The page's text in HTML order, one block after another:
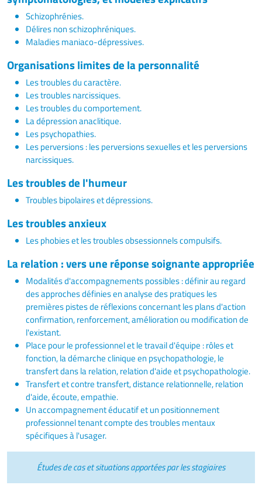
Schizophrénies.
Délires non schizophréniques.
Maladies maniaco-dépressives.
Organisations limites de la personnalité
Les troubles du caractère.
Les troubles narcissiques.
Les troubles du comportement.
La dépression anaclitique.
Les psychopathies.
Les perversions : les perversions sexuelles et les perversions
narcissiques.
Les troubles de l'humeur
Troubles bipolaires et dépressions.
Les troubles anxieux
Les phobies et les troubles obsessionnels compulsifs.
La relation : vers une réponse soignante appropriée
Modalités d'accompagnements possibles : définir au regard
des approches définies en analyse des pratiques les
premières pistes de réflexions concernant les plans d'action
confirmation, renforcement, amélioration ou modification de
l'existant.
Place pour le professionnel et le travail d'équipe : rôles et
fonction, la démarche clinique en psychopathologie, le
transfert dans la relation, relation d'aide et psychopathologie.
Transfert et contre transfert, distance relationnelle, relation
d'aide, écoute, empathie.
Un accompagnement éducatif et un positionnement
professionnel tenant compte des troubles mentaux
spécifiques à l'usager.
Études de cas et situations apportées par les stagiaires